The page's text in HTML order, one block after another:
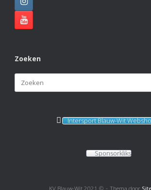
Zoeken
Zoeken
naar:
Intersport Blauw-Wit
Sponsorkliks
KV Blauw-Wit 2021 © Thema door